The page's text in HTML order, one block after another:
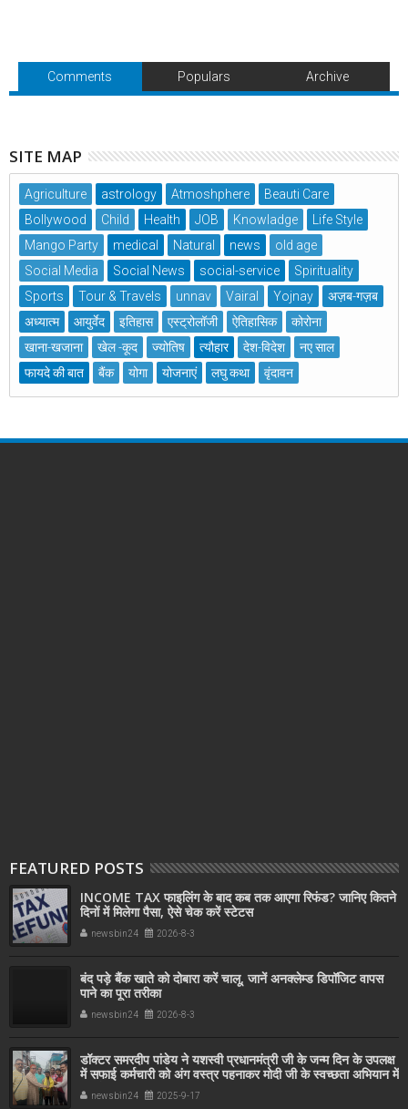
Comments Populars Archive
SITE MAP
Agriculture astrology Atmoshphere
Beauti Care
Bollywood
Child Health JOB Knowladge
Life Style
Mango Party
medical Natural news
old age
Social Media
Social News social-service
Spirituality
Sports
Tour & Travels unnav Vairal Yojnay
अज़ब-गज़ब
अध्यात्म
आयुर्वेद इतिहास एस्ट्रोलॉजी ऐतिहासिक
कोरोना
खाना-खजाना
खेल -कूद ज्योतिष त्यौहार देश-विदेश
नए साल
फायदे की बात
बैंक योगा योजनाएं लघु कथा वृंदावन
FEATURED POSTS
INCOME TAX फाइलिंग के बाद कब तक आएगा रिफंड? जानिए कितने
दिनों में मिलेगा पैसा, ऐसे चेक करें स्टेटस
newsbin24 2026-8-3
बंद पड़े बैंक खाते को दोबारा करें चालू, जानें अनक्लेम्ड डिपॉजिट वापस
पाने का पूरा तरीका
newsbin24 2026-8-3
डॉक्टर समरदीप पांडेय ने यशस्वी प्रधानमंत्री जी के जन्म दिन के उपलक्ष
में सफाई कर्मचारी को अंग वस्त्र पहनाकर मोदी जी के स्वच्छता अभियान में
सहयोग किया
newsbin24 2025-9-17